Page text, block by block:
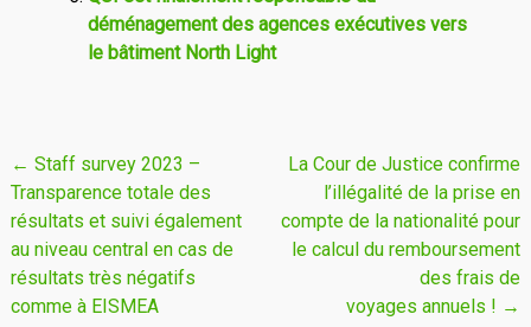
déménagement des agences exécutives vers
le bâtiment North Light
Navigation
de
l'article
← Staff survey 2023 –
Transparence totale des
résultats et suivi également
au niveau central en cas de
résultats très négatifs
comme à EISMEA
La Cour de Justice confirme
l’illégalité de la prise en
compte de la nationalité pour
le calcul du remboursement
des frais de
voyages annuels ! →